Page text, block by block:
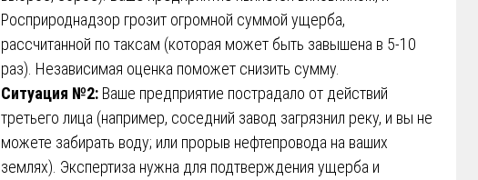
Росприроднадзор грозит огромной суммой ущерба,
рассчитанной по таксам (которая может быть завышена в 5-10
раз). Независимая оценка поможет снизить сумму.
Ситуация №2: Ваше предприятие пострадало от действий
третьего лица (например, соседний завод загрязнил реку, и вы не
можете забирать воду; или прорыв нефтепровода на ваших
землях). Экспертиза нужна для подтверждения ущерба и